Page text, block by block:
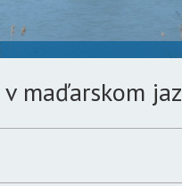
maďarskom